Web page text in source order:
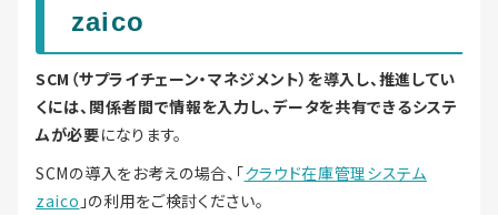
zaico
SCM（サプライチェーン・マネジメント）を導入し、推進してい
くには、関係者間で情報を入力し、データを共有できるシステ
ムが必要になります。
SCMの導入をお考えの場合、「クラウド在庫管理システム
zaico 」の利用をご検討ください。